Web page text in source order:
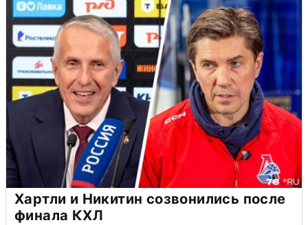
Хартли и Никитин созвонились после
финала КХЛ